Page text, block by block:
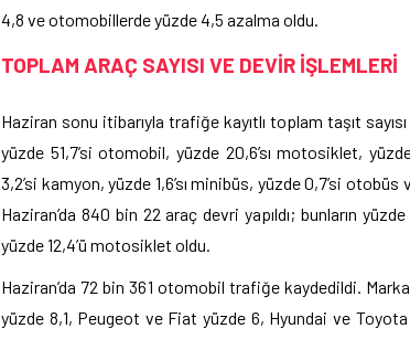
4,8 ve otomobillerde yüzde 4,5 azalma oldu.
TOPLAM ARAÇ SAYISI VE DEVİR İŞLEMLERİ
Haziran sonu itibarıyla trafiğe kayıtlı toplam taşıt
yüzde 51,7’si otomobil, yüzde 20,6’sı motosiklet,
3,2’si kamyon, yüzde 1,6’sı minibüs, yüzde 0,7’si
Haziran’da 840 bin 22 araç devri yapıldı; bunların
yüzde 12,4’ü motosiklet oldu.
Haziran’da 72 bin 361 otomobil trafiğe kaydedildi.
yüzde 8,1, Peugeot ve Fiat yüzde 6, Hyundai ve